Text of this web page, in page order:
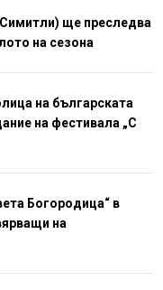
ще преследва
на сезона
на българската
на фестивала „С
Богородица“ в
на